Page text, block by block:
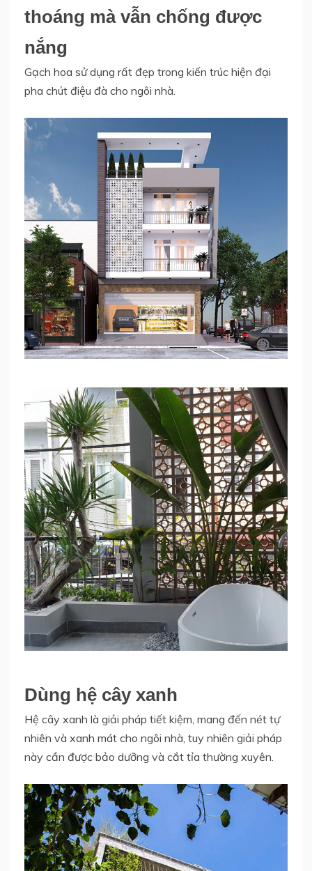
thoáng mà vẫn chống được
nắng
Gạch hoa sử dụng rất đẹp trong kiến trúc hiện đại
pha chút điệu đà cho ngôi nhà.
Dùng hệ cây xanh
Hệ cây xanh là giải pháp tiết kiệm, mang đến nét tự
nhiên và xanh mát cho ngôi nhà, tuy nhiên giải pháp
này cần được bảo dưỡng và cắt tỉa thường xuyên.